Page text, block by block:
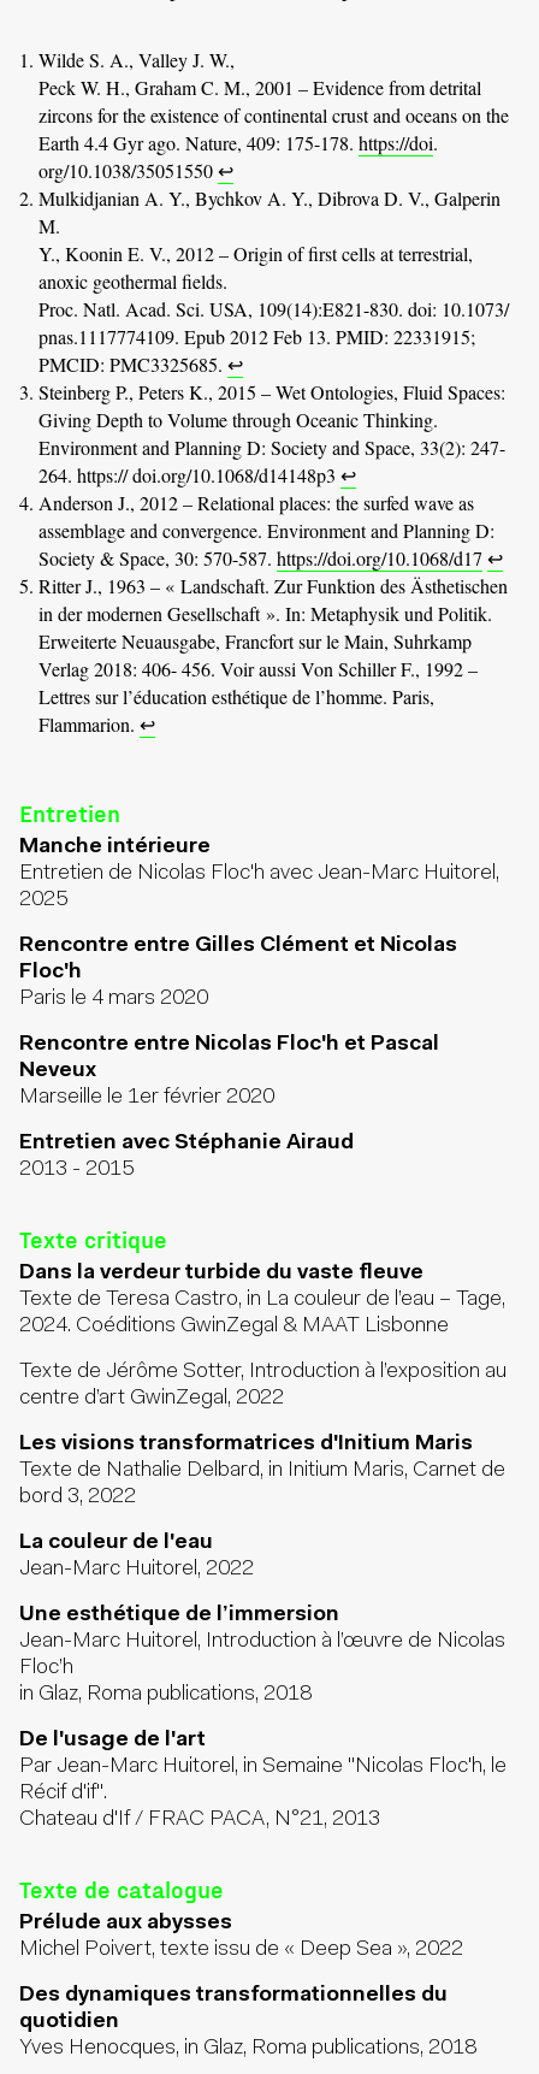
Wilde S. A., Valley J. W.,
Peck W. H., Graham C. M., 2001 – Evidence from detrital
zircons for the existence of continental crust and oceans on the
Earth 4.4 Gyr ago. Nature, 409: 175-178. https://doi.
org/10.1038/35051550↩
Mulkidjanian A. Y., Bychkov A. Y., Dibrova D. V., Galperin
M.
Y., Koonin E. V., 2012 – Origin of first cells at terrestrial,
anoxic geothermal fields.
Proc. Natl. Acad. Sci. USA, 109(14):E821-830. doi: 10.1073/
pnas.1117774109. Epub 2012 Feb 13. PMID: 22331915;
PMCID: PMC3325685. ↩
Steinberg P., Peters K., 2015 – Wet Ontologies, Fluid Spaces:
Giving Depth to Volume through Oceanic Thinking.
Environment and Planning D: Society and Space, 33(2): 247-
264. https:// doi.org/10.1068/d14148p3 ↩
Anderson J., 2012 – Relational places: the surfed wave as
assemblage and convergence. Environment and Planning D:
Society & Space, 30: 570-587. https://doi.org/10.1068/d17 ↩
Ritter J., 1963 – « Landschaft. Zur Funktion des Ästhetischen
in der modernen Gesellschaft ». In: Metaphysik und Politik.
Erweiterte Neuausgabe, Francfort sur le Main, Suhrkamp
Verlag 2018: 406- 456. Voir aussi Von Schiller F., 1992 –
Lettres sur l’éducation esthétique de l’homme. Paris,
Flammarion. ↩
Entretien
Manche intérieure
Entretien de Nicolas Floc'h avec Jean-Marc Huitorel,
2025
Rencontre entre Gilles Clément et Nicolas
Floc'h
Paris le 4 mars 2020
Rencontre entre Nicolas Floc'h et Pascal
Neveux
Marseille le 1er février 2020
Entretien avec Stéphanie Airaud
2013 - 2015
Texte critique
Dans la verdeur turbide du vaste fleuve
Texte de Teresa Castro, in La couleur de l’eau – Tage,
2024. Coéditions GwinZegal & MAAT Lisbonne
Texte de Jérôme Sotter, Introduction à l’exposition au
centre d’art GwinZegal, 2022
Les visions transformatrices d'Initium Maris
Texte de Nathalie Delbard, in Initium Maris, Carnet de
bord 3, 2022
La couleur de l'eau
Jean-Marc Huitorel, 2022
Une esthétique de l’immersion
Jean-Marc Huitorel, Introduction à l’œuvre de Nicolas
Floc’h
in Glaz, Roma publications, 2018
De l'usage de l'art
Par Jean-Marc Huitorel, in Semaine "Nicolas Floc'h, le
Récif d'if".
Chateau d'If / FRAC PACA, N°21, 2013
Texte de catalogue
Prélude aux abysses
Michel Poivert, texte issu de « Deep Sea », 2022
Des dynamiques transformationnelles du
quotidien
Yves Henocques, in Glaz, Roma publications, 2018